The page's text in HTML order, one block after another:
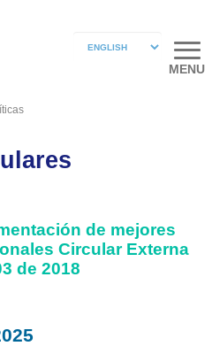
MENU
de mejores
Circular Externa
de 2018